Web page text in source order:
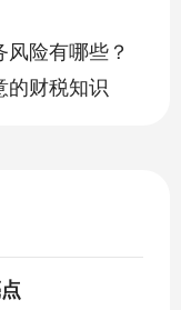
险有哪些？
的财税知识